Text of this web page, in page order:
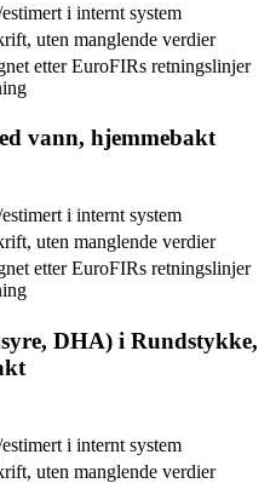
i internt system
uten manglende verdier
etter EuroFIRs retningslinjer
vann, hjemmebakt
i internt system
uten manglende verdier
etter EuroFIRs retningslinjer
DHA) i Rundstykke,
i internt system
uten manglende verdier